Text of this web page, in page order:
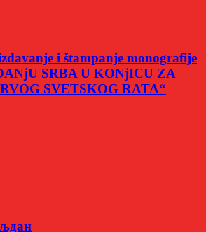
i štampanje monografije
SRBA U KONjICU ZA
SVETSKOG RATA“